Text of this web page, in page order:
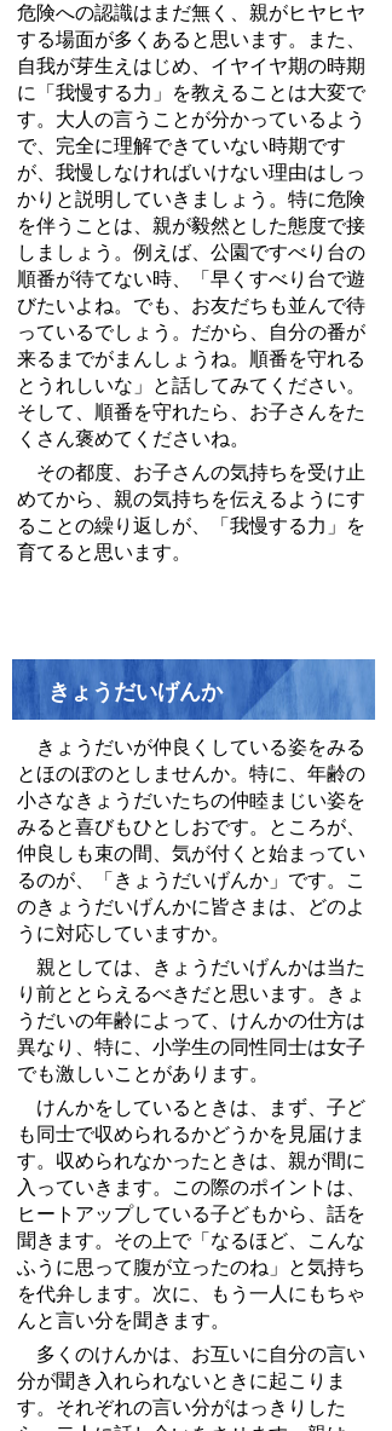
危険への認識はまだ無く、親がヒヤヒヤ
する場面が多くあると思います。また、
自我が芽生えはじめ、イヤイヤ期の時期
に「我慢する力」を教えることは大変で
す。大人の言うことが分かっているよう
で、完全に理解できていない時期です
が、我慢しなければいけない理由はしっ
かりと説明していきましょう。特に危険
を伴うことは、親が毅然とした態度で接
しましょう。例えば、公園ですべり台の
順番が待てない時、「早くすべり台で遊
びたいよね。でも、お友だちも並んで待
っているでしょう。だから、自分の番が
来るまでがまんしょうね。順番を守れる
とうれしいな」と話してみてください。
そして、順番を守れたら、お子さんをた
くさん褒めてくださいね。
その都度、お子さんの気持ちを受け止
めてから、親の気持ちを伝えるようにす
ることの繰り返しが、「我慢する力」を
育てると思います。
きょうだいげんか
きょうだいが仲良くしている姿をみる
とほのぼのとしませんか。特に、年齢の
小さなきょうだいたちの仲睦まじい姿を
みると喜びもひとしおです。ところが、
仲良しも束の間、気が付くと始まってい
るのが、「きょうだいげんか」です。こ
のきょうだいげんかに皆さまは、どのよ
うに対応していますか。
親としては、きょうだいげんかは当た
り前ととらえるべきだと思います。きょ
うだいの年齢によって、けんかの仕方は
異なり、特に、小学生の同性同士は女子
でも激しいことがあります。
けんかをしているときは、まず、子ど
も同士で収められるかどうかを見届けま
す。収められなかったときは、親が間に
入っていきます。この際のポイントは、
ヒートアップしている子どもから、話を
聞きます。その上で「なるほど、こんな
ふうに思って腹が立ったのね」と気持ち
を代弁します。次に、もう一人にもちゃ
んと言い分を聞きます。
多くのけんかは、お互いに自分の言い
分が聞き入れられないときに起こりま
す。それぞれの言い分がはっきりした